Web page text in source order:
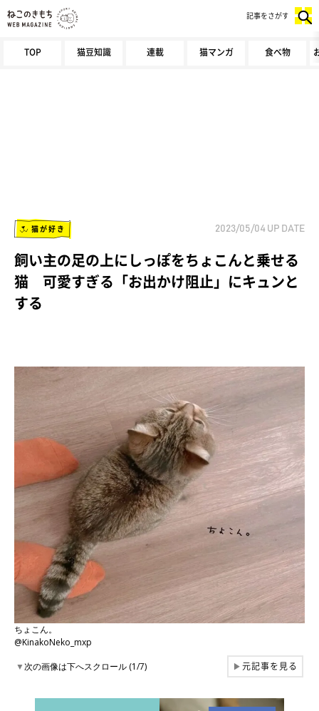
TOP 猫豆知識 連載 猫マンガ 食べ物
記事をさがす
猫が好き 2023/05/04 UP DATE
飼い主の足の上にしっぽをちょこんと乗せる
猫 可愛すぎる「お出かけ阻止」にキュンと
する
ちょこん。
@KinakoNeko_mxp
▼次の画像は下へスクロール (1/7) ▶元記事を見る